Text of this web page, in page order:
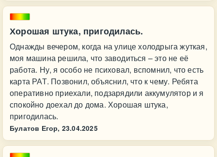
Хорошая штука, пригодилась.
Однажды вечером, когда на улице холодрыга жуткая,
моя машина решила, что заводиться – это не её
работа. Ну, я особо не психовал, вспомнил, что есть
карта РАТ. Позвонил, объяснил, что к чему. Ребята
оперативно приехали, подзарядили аккумулятор и я
спокойно доехал до дома. Хорошая штука,
пригодилась.
Булатов Егор, 23.04.2025